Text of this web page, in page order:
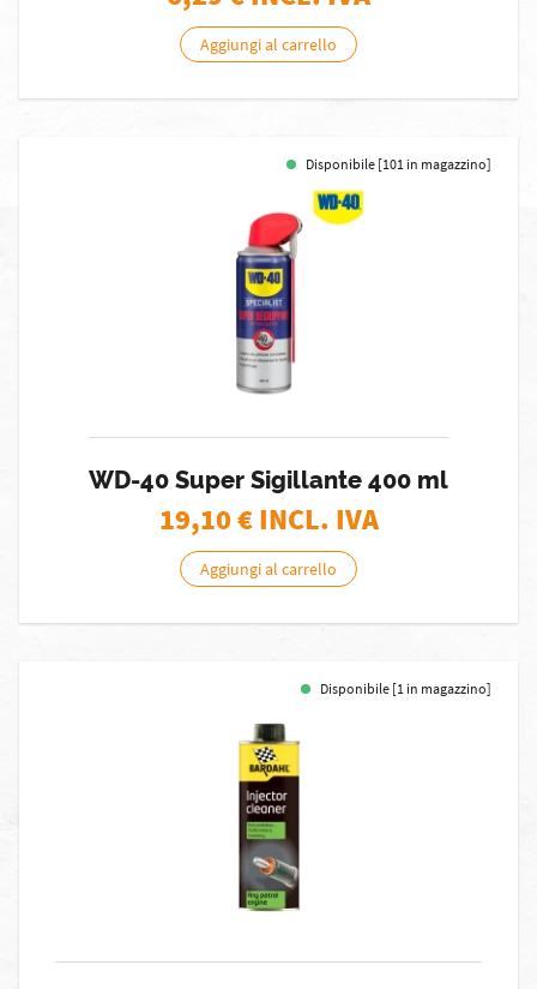
Aggiungi al carrello
Disponibile [101 in magazzino]
WD-40 Super Sigillante 400 ml
19,10€ INCL. IVA
Aggiungi al carrello
Disponibile [1 in magazzino]